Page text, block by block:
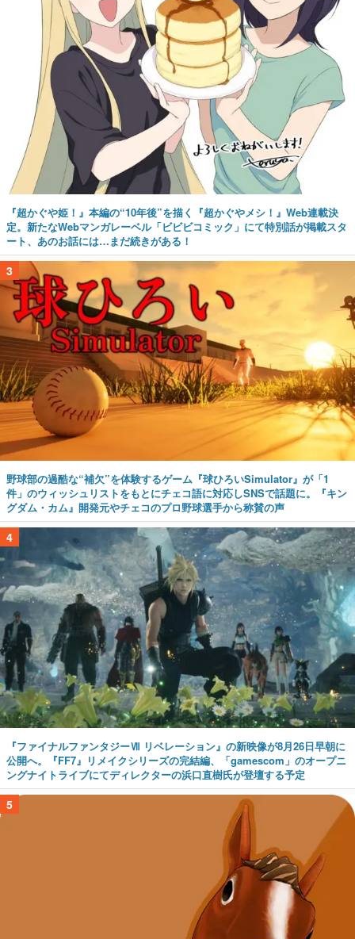
『超かぐや姫！』本編の“10年後”を描く『超かぐやメシ！』Web連載決
定。新たなWebマンガレーベル「ビビビコミック」にて特別話が掲載スタ
ート、あのお話には…まだ続きがある！
3
野球部の過酷な“補欠”を体験するゲーム『球ひろいSimulator』が「1
件」のウィッシュリストをもとにチェコ語に対応しSNSで話題に。『キン
グダム・カム』開発元やチェコのプロ野球選手から称賛の声
4
『ファイナルファンタジーⅦ リベレーション』の新映像が8月26日早朝に
公開へ。『FF7』リメイクシリーズの完結編、「gamescom」のオープニ
ングナイトライブにてディレクターの浜口直樹氏が登壇する予定
5